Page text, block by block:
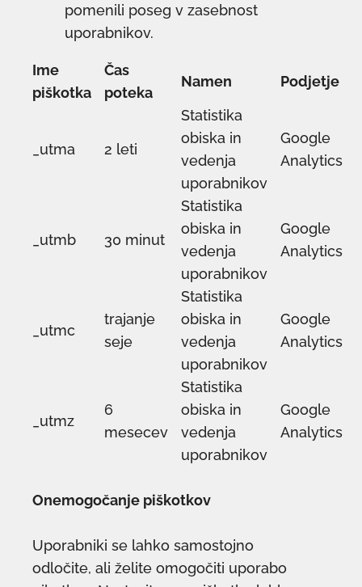
pomenili poseg v zasebnost
uporabnikov.
Ime
piškotka
Čas
poteka
Namen Podjetje
_utma 2 leti
Statistika
obiska in
vedenja
uporabnikov
Google
Analytics
_utmb 30 minut
Statistika
obiska in
vedenja
uporabnikov
Google
Analytics
_utmc
trajanje
seje
Statistika
obiska in
vedenja
uporabnikov
Google
Analytics
_utmz
6
mesecev
Statistika
obiska in
vedenja
uporabnikov
Google
Analytics
Onemogočanje piškotkov
Uporabniki se lahko samostojno
odločite, ali želite omogočiti uporabo